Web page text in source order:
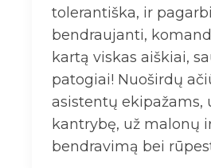
tolerantiška, ir
bendraujanti,
kartą viskas aiškiai,
patogiai! Nuoširdų
asistentų ekipažams,
kantrybę, už malonų
bendravimą bei